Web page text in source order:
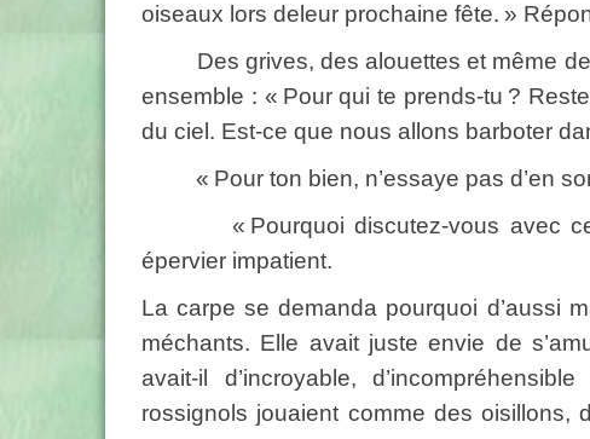
oiseaux lors deleur prochaine fête. »
Des grives, des alouettes et même des
ensemble : « Pour qui te prends-tu ?
du ciel. Est-ce que nous allons barboter
« Pour ton bien, n’essaye pas d’en
« Pourquoi discutez-vous avec
épervier impatient.
La carpe se demanda pourquoi d’aussi
méchants. Elle avait juste envie de
avait-il d’incroyable,
rossignols jouaient comme des oisillons,